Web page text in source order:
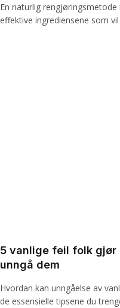
En naturlig
effektive ingrediensene som
5 vanlige feil folk gjør
unngå dem
Hvordan kan unngåelse av
de essensielle tipsene du